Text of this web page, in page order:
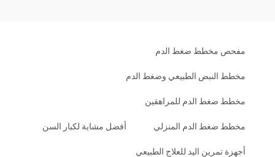
مفحص مخطط ضغط الدم
مخطط النبض الطبيعي وضغط الدم
مخطط ضغط الدم للمراهقين
مخطط ضغط الدم المنزلي أفضل مشاية لكبار السن
أجهزة تمرين اليد للعلاج الطبيعي